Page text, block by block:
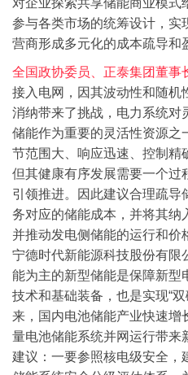
参与各类市场的统筹设计，实
营商形成多元化的成本疏导和
全国政协委员、正泰集团董事
接入电网，因其波动性和随机
消纳带来了挑战，电力系统对
储能作为重要的灵活性资源之
节范围大、响应迅速、控制精
但其健康有序发展需要一个过
引领推进。因此建议合理疏导
务对应的储能成本，并将其纳
并推动发电侧储能的运行和价
宁德时代新能源科技股份有限
能为主的新型储能是保障新型
技术和基础装备，也是实现“
来，国内电池储能产业快速增
量电池储能系统并网运行带来
建议： 一要参照核电级安全，